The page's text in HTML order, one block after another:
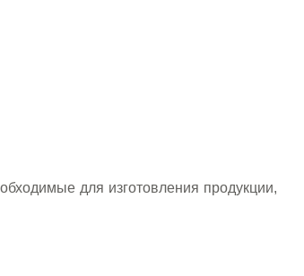
для изготовления продукции,